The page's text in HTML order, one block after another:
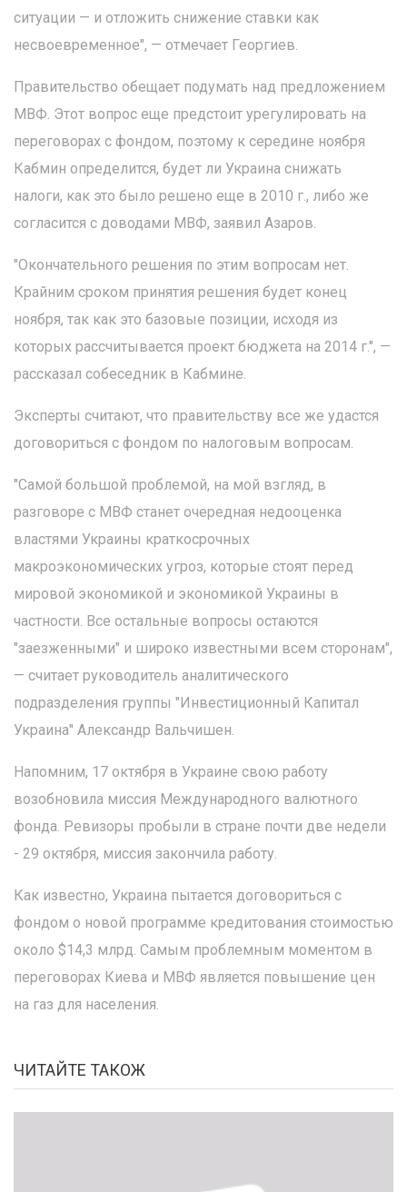
ситуации — и отложить снижение ставки как
несвоевременное", — отмечает Георгиев.
Правительство обещает подумать над предложением
МВФ. Этот вопрос еще предстоит урегулировать на
переговорах с фондом, поэтому к середине ноября
Кабмин определится, будет ли Украина снижать
налоги, как это было решено еще в 2010 г., либо же
согласится с доводами МВФ, заявил Азаров.
"Окончательного решения по этим вопросам нет.
Крайним сроком принятия решения будет конец
ноября, так как это базовые позиции, исходя из
которых рассчитывается проект бюджета на 2014 г.", —
рассказал собеседник в Кабмине.
Эксперты считают, что правительству все же удастся
договориться с фондом по налоговым вопросам.
"Самой большой проблемой, на мой взгляд, в
разговоре с МВФ станет очередная недооценка
властями Украины краткосрочных
макроэкономических угроз, которые стоят перед
мировой экономикой и экономикой Украины в
частности. Все остальные вопросы остаются
"заезженными" и широко известными всем сторонам",
— считает руководитель аналитического
подразделения группы "Инвестиционный Капитал
Украина" Александр Вальчишен.
Напомним, 17 октября в Украине свою работу
возобновила миссия Международного валютного
фонда. Ревизоры пробыли в стране почти две недели
- 29 октября, миссия закончила работу.
Как известно, Украина пытается договориться с
фондом о новой программе кредитования стоимостью
около $14,3 млрд. Самым проблемным моментом в
переговорах Киева и МВФ является повышение цен
на газ для населения.
ЧИТАЙТЕ ТАКОЖ